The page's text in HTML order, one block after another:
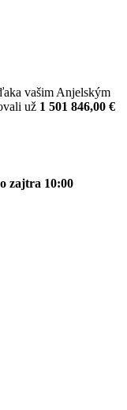
vašim Anjelským
už 1 501 846,00 €
zajtra 10:00